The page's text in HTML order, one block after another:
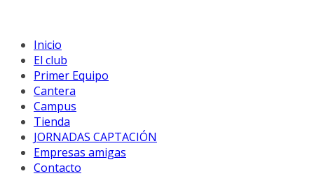
Inicio
El club
Primer Equipo
Cantera
Campus
Tienda
JORNADAS CAPTACIÓN
Empresas amigas
Contacto